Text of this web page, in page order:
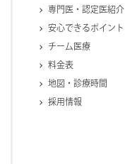
専門医・認定医紹介
安心できるポイント
チーム医療
料金表
地図・診療時間
採用情報